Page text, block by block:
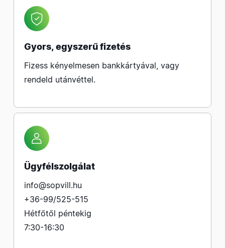
Gyors, egyszerű fizetés
Fizess kényelmesen bankkártyával, vagy
rendeld utánvéttel.
Ügyfélszolgálat
info@sopvill.hu
+36-99/525-515
Hétfőtől péntekig
7:30-16:30